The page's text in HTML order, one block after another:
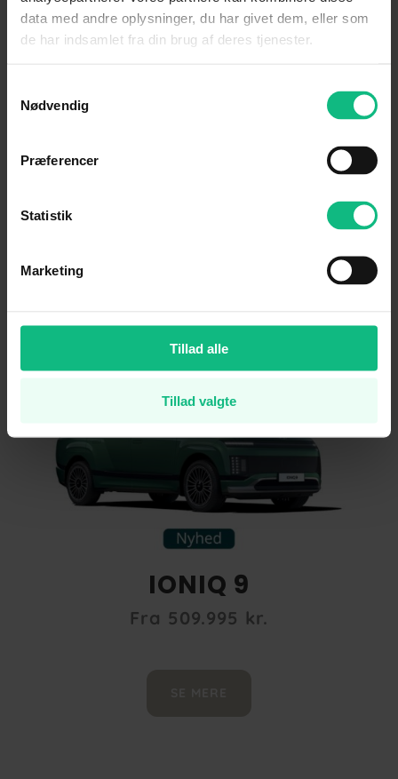
data med andre oplysninger, du har givet dem, eller som
de har indsamlet fra din brug af deres tjenester.
Nødvendig
Præferencer
Statistik
Marketing
Tillad alle
Tillad valgte
SE MERE
IONIQ 9
Fra 509.995 kr.